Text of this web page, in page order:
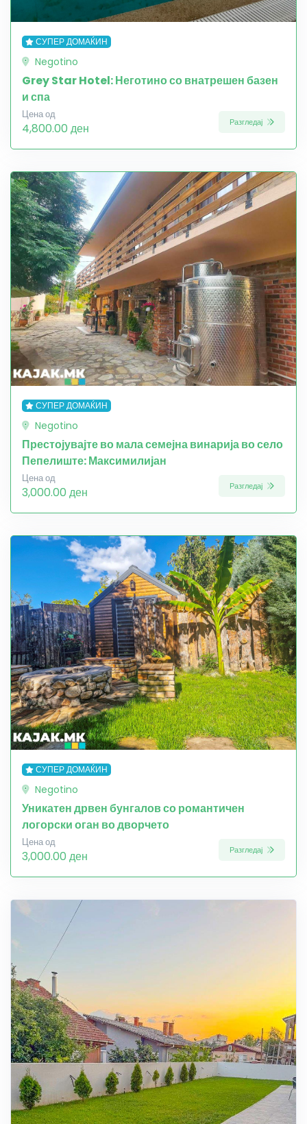
СУПЕР ДОМАЌИН
Negotino
Grey Star Hotel: Неготино со внатрешен базен
и спа
Цена од
4,800.00 ден Разгледај
СУПЕР ДОМАЌИН
Negotino
Престојувајте во мала семејна винарија во село
Пепелиште: Максимилијан
Цена од
3,000.00 ден Разгледај
СУПЕР ДОМАЌИН
Negotino
Уникатен дрвен бунгалов со романтичен
логорски оган во дворчето
Цена од
3,000.00 ден Разгледај